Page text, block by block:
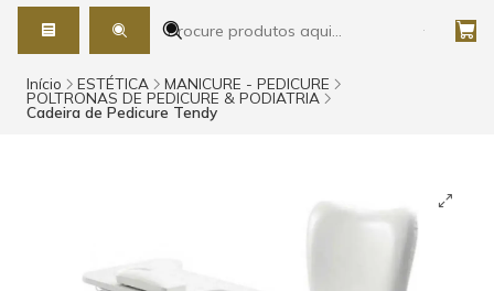
Início ESTÉTICA MANICURE - PEDICURE
POLTRONAS DE PEDICURE & PODIATRIA
Cadeira de Pedicure Tendy